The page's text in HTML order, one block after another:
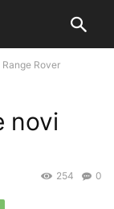
Rover
novi
0
254